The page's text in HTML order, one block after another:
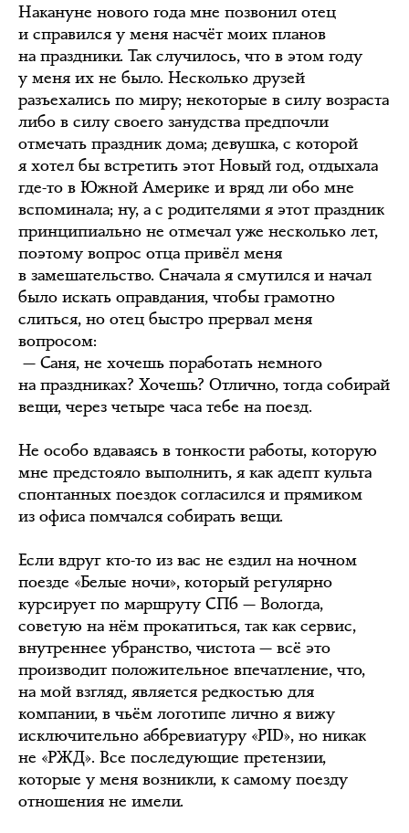
Накануне нового года мне позвонил отец
и справился у меня насчёт моих планов
на праздники. Так случилось, что в этом году
у меня их не было. Несколько друзей
разъехались по миру; некоторые в силу возраста
либо в силу своего занудства предпочли
отмечать праздник дома; девушка, с которой
я хотел бы встретить этот Новый год, отдыхала
где-то в Южной Америке и вряд ли обо мне
вспоминала; ну, а с родителями я этот праздник
принципиально не отмечал уже несколько лет,
поэтому вопрос отца привёл меня
в замешательство. Сначала я смутился и начал
было искать оправдания, чтобы грамотно
слиться, но отец быстро прервал меня
вопросом:
— Саня, не хочешь поработать немного
на праздниках? Хочешь? Отлично, тогда собирай
вещи, через четыре часа тебе на поезд.
Не особо вдаваясь в тонкости работы, которую
мне предстояло выполнить, я как адепт культа
спонтанных поездок согласился и прямиком
из офиса помчался собирать вещи.
Если вдруг кто-то из вас не ездил на ночном
поезде «Белые ночи», который регулярно
курсирует по маршруту СПб — Вологда,
советую на нём прокатиться, так как сервис,
внутреннее убранство, чистота — всё это
производит положительное впечатление, что,
на мой взгляд, является редкостью для
компании, в чьём логотипе лично я вижу
исключительно аббревиатуру «PID», но никак
не «РЖД». Все последующие претензии,
которые у меня возникли, к самому поезду
отношения не имели.